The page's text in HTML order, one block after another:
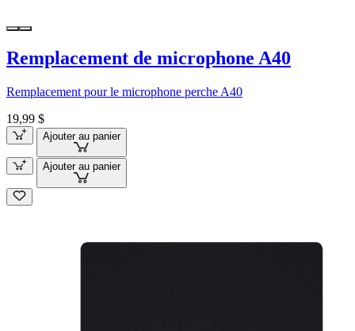
Remplacement de microphone A40
Remplacement pour le microphone perche A40
19,99 $
Ajouter au panier
Ajouter au panier